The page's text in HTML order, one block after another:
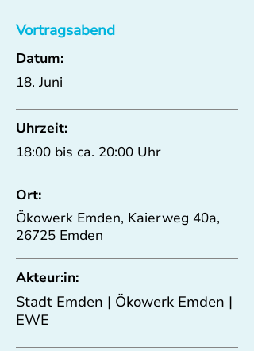
Vortragsabend
Datum:
18. Juni
Uhrzeit:
18:00 bis ca. 20:00 Uhr
Ort:
Ökowerk Emden, Kaierweg 40a,
26725 Emden
Akteur:in:
Stadt Emden | Ökowerk Emden |
EWE